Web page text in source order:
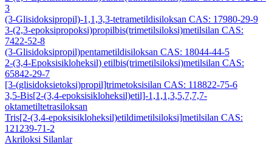
3
(3-Glisidoksipropil)-1,1,3,3-tetrametildisiloksan CAS: 17980-29-9
3-(2,3-epoksipropoksi)propilbis(trimetilsiloksi)metilsilan CAS:
7422-52-8
(3-Glisidoksipropil)pentametildisiloksan CAS: 18044-44-5
2-(3,4-Epoksisikloheksil) etilbis(trimetilsiloksi)metilsilan CAS:
65842-29-7
[3-(glisidoksietoksi)propil]trimetoksisilan CAS: 118822-75-6
3,5-Bis[2-(3,4-epoksisikloheksil)etil]-1,1,1,3,5,7,7,7-
oktametiltetrasiloksan
Tris[2-(3,4-epoksisikloheksil)etildimetilsiloksi]metilsilan CAS:
121239-71-2
Akriloksi Silanlar